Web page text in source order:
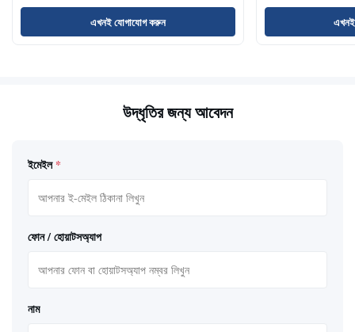
এখনই যোগাযোগ করুন
উদ্ধৃতির জন্য আবেদন
ইমেইল *
ফোন / হোয়াটসঅ্যাপ
নাম